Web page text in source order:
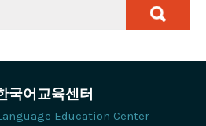
국어교육센터
Education Center